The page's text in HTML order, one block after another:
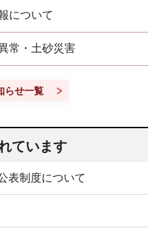
について
常・土砂災害
らせ一覧
ています
表制度について